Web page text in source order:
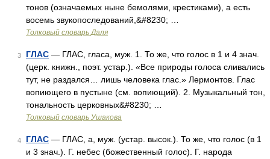
тонов (означаемых ныне бемолями, крестиками), а есть
восемь звукопоследований,&#8230; …
Толковый словарь Даля
3 ГЛАС — ГЛАС, гласа, муж. 1. То же, что голос в 1 и 4 знач.
(церк. книжн., поэт. устар.). «Все природы голоса сливались
тут, не раздался… лишь человека глас.» Лермонтов. Глас
вопиющего в пустыне (см. вопиющий). 2. Музыкальный тон,
тональность церковных&#8230; …
Толковый словарь Ушакова
4 ГЛАС — ГЛАС, а, муж. (устар. высок.). То же, что голос (в 1
и 3 знач.). Г. небес (божественный голос). Г. народа